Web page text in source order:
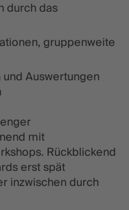
durch das
gruppenweite
Auswertungen
mit
Rückblickend
erst spät
inzwischen durch